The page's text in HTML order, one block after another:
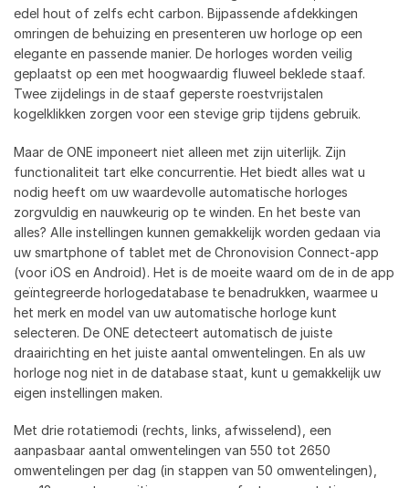
edel hout of zelfs echt carbon. Bijpassende afdekkingen
omringen de behuizing en presenteren uw horloge op een
elegante en passende manier. De horloges worden veilig
geplaatst op een met hoogwaardig fluweel beklede staaf.
Twee zijdelings in de staaf geperste roestvrijstalen
kogelklikken zorgen voor een stevige grip tijdens gebruik.
Maar de ONE imponeert niet alleen met zijn uiterlijk. Zijn
functionaliteit tart elke concurrentie. Het biedt alles wat u
nodig heeft om uw waardevolle automatische horloges
zorgvuldig en nauwkeurig op te winden. En het beste van
alles? Alle instellingen kunnen gemakkelijk worden gedaan via
uw smartphone of tablet met de Chronovision Connect-app
(voor iOS en Android). Het is de moeite waard om de in de app
geïntegreerde horlogedatabase te benadrukken, waarmee u
het merk en model van uw automatische horloge kunt
selecteren. De ONE detecteert automatisch de juiste
draairichting en het juiste aantal omwentelingen. En als uw
horloge nog niet in de database staat, kunt u gemakkelijk uw
eigen instellingen maken.
Met drie rotatiemodi (rechts, links, afwisselend), een
aanpasbaar aantal omwentelingen van 550 tot 2650
omwentelingen per dag (in stappen van 50 omwentelingen),